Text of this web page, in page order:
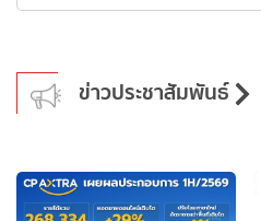
ข่าวประชาสัมพันธ์